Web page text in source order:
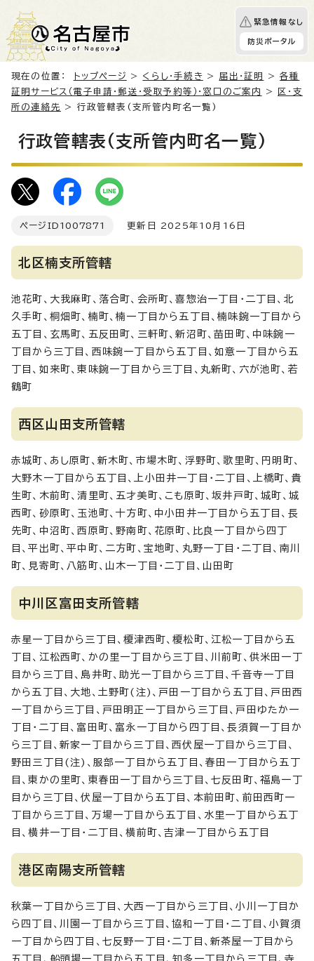
緊急情報なし
防災ポータル
現在の位置： トップページ > くらし・手続き > 届出・証明 >各種
証明サービス（電子申請・郵送・受取予約等）・窓口のご案内
>
区・支
所の連絡先
> 行政管轄表(支所管内町名一覧)
行政管轄表(支所管内町名一覧)
ページID 1007871 更新日 2025年10月16日
北区楠支所管轄
池花町、大我麻町、落合町、会所町、喜惣治一丁目・二丁目、北
久手町、桐畑町、楠町、楠一丁目から五丁目、楠味鋺一丁目から
五丁目、玄馬町、五反田町、三軒町、新沼町、苗田町、中味鋺一
丁目から三丁目、西味鋺一丁目から五丁目、如意一丁目から五
丁目、如来町、東味鋺一丁目から三丁目、丸新町、六が池町、若
鶴町
西区山田支所管轄
赤城町、あし原町、新木町、市場木町、浮野町、歌里町、円明町、
大野木一丁目から五丁目、上小田井一丁目・二丁目、上橋町、貴
生町、木前町、清里町、五才美町、こも原町、坂井戸町、城町、城
西町、砂原町、玉池町、十方町、中小田井一丁目から五丁目、長
先町、中沼町、西原町、野南町、花原町、比良一丁目から四丁
目、平出町、平中町、二方町、宝地町、丸野一丁目・二丁目、南川
町、見寄町、八筋町、山木一丁目・二丁目、山田町
中川区富田支所管轄
赤星一丁目から三丁目、榎津西町、榎松町、江松一丁目から五
丁目、江松西町、かの里一丁目から三丁目、川前町、供米田一丁
目から三丁目、島井町、助光一丁目から三丁目、千音寺一丁目
から五丁目、大地、土野町(注)、戸田一丁目から五丁目、戸田西
一丁目から三丁目、戸田明正一丁目から三丁目、戸田ゆたか一
丁目・二丁目、富田町、富永一丁目から四丁目、長須賀一丁目か
ら三丁目、新家一丁目から三丁目、西伏屋一丁目から三丁目、
野田三丁目(注)、服部一丁目から五丁目、春田一丁目から五丁
目、東かの里町、東春田一丁目から三丁目、七反田町、福島一丁
目から三丁目、伏屋一丁目から五丁目、本前田町、前田西町一
丁目から三丁目、万場一丁目から五丁目、水里一丁目から五丁
目、横井一丁目・二丁目、横前町、吉津一丁目から五丁目
港区南陽支所管轄
秋葉一丁目から三丁目、大西一丁目から三丁目、小川一丁目か
ら四丁目、川園一丁目から三丁目、協和一丁目・二丁目、小賀須
一丁目から四丁目、七反野一丁目・二丁目、新茶屋一丁目から
五丁目、船頭場一丁目から五丁目、知多一丁目から三丁目、寺